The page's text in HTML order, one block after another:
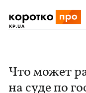
Что может
на суде по